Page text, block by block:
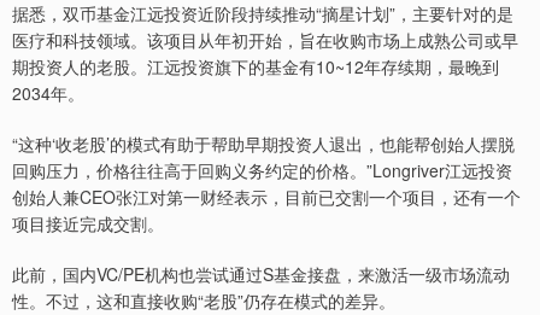
据悉，双币基金江远投资近阶段持续推动“摘星计划”，主要针对的是
医疗和科技领域。该项目从年初开始，旨在收购市场上成熟公司或早
期投资人的老股。江远投资旗下的基金有10~12年存续期，最晚到
2034年。
“这种‘收老股’的模式有助于帮助早期投资人退出，也能帮创始人摆脱
回购压力，价格往往高于回购义务约定的价格。”Longriver江远投资
创始人兼CEO张江对第一财经表示，目前已交割一个项目，还有一个
项目接近完成交割。
此前，国内VC/PE机构也尝试通过S基金接盘，来激活一级市场流动
性。不过，这和直接收购“老股”仍存在模式的差异。